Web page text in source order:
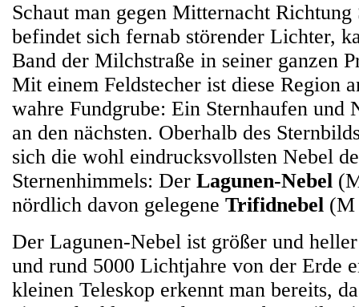
Schaut man gegen Mitternacht Richtung
befindet sich fernab störender Lichter,
Band der Milchstraße in seiner ganzen
Mit einem Feldstecher ist diese Region
wahre Fundgrube: Ein Sternhaufen und
an den nächsten. Oberhalb des
sich die wohl eindrucksvollsten Nebel
Sternenhimmels: Der Lagunen-Nebel
nördlich davon gelegene Trifidnebel (M
Der Lagunen-Nebel ist größer und
und rund 5000 Lichtjahre von der Erde
kleinen Teleskop erkennt man bereits,